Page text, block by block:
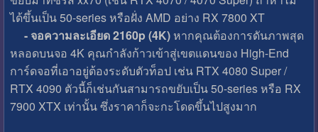
ได้ขึ้นเป็น 50-series หรือฝั่ง AMD อย่าง RX 7800 XT
- จอความละเอียด 2160p (4K)หากคุณต้องการดันภาพสุด
หลอดบนจอ 4K คุณกำลังก้าวเข้าสู่เขตแดนของ High-End
การ์ดจอที่เอาอยู่ต้องระดับตัวท็อป เช่น RTX 4080 Super /
RTX 4090 ตัวนี้ก็เช่นกันสามารถขยับเป็น 50-series หรือ RX
7900 XTX เท่านั้น ซึ่งราคาก็จะกะโดดขึ้นไปสูงมาก